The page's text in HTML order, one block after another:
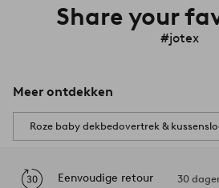
Share your
#jotex
Meer ontdekken
Roze baby dekbedovertrek &
Eenvoudige retour 30